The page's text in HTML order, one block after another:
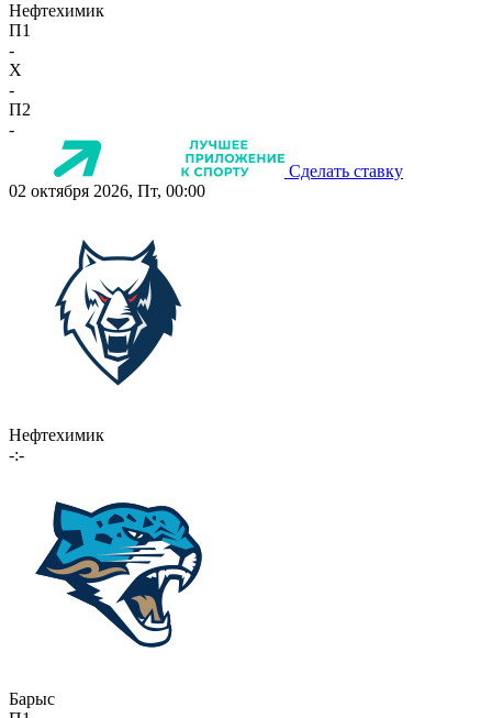
Нефтехимик
П1
-
X
-
П2
-
Сделать ставку
02 октября 2026, Пт, 00:00
Нефтехимик
-:-
Барыс